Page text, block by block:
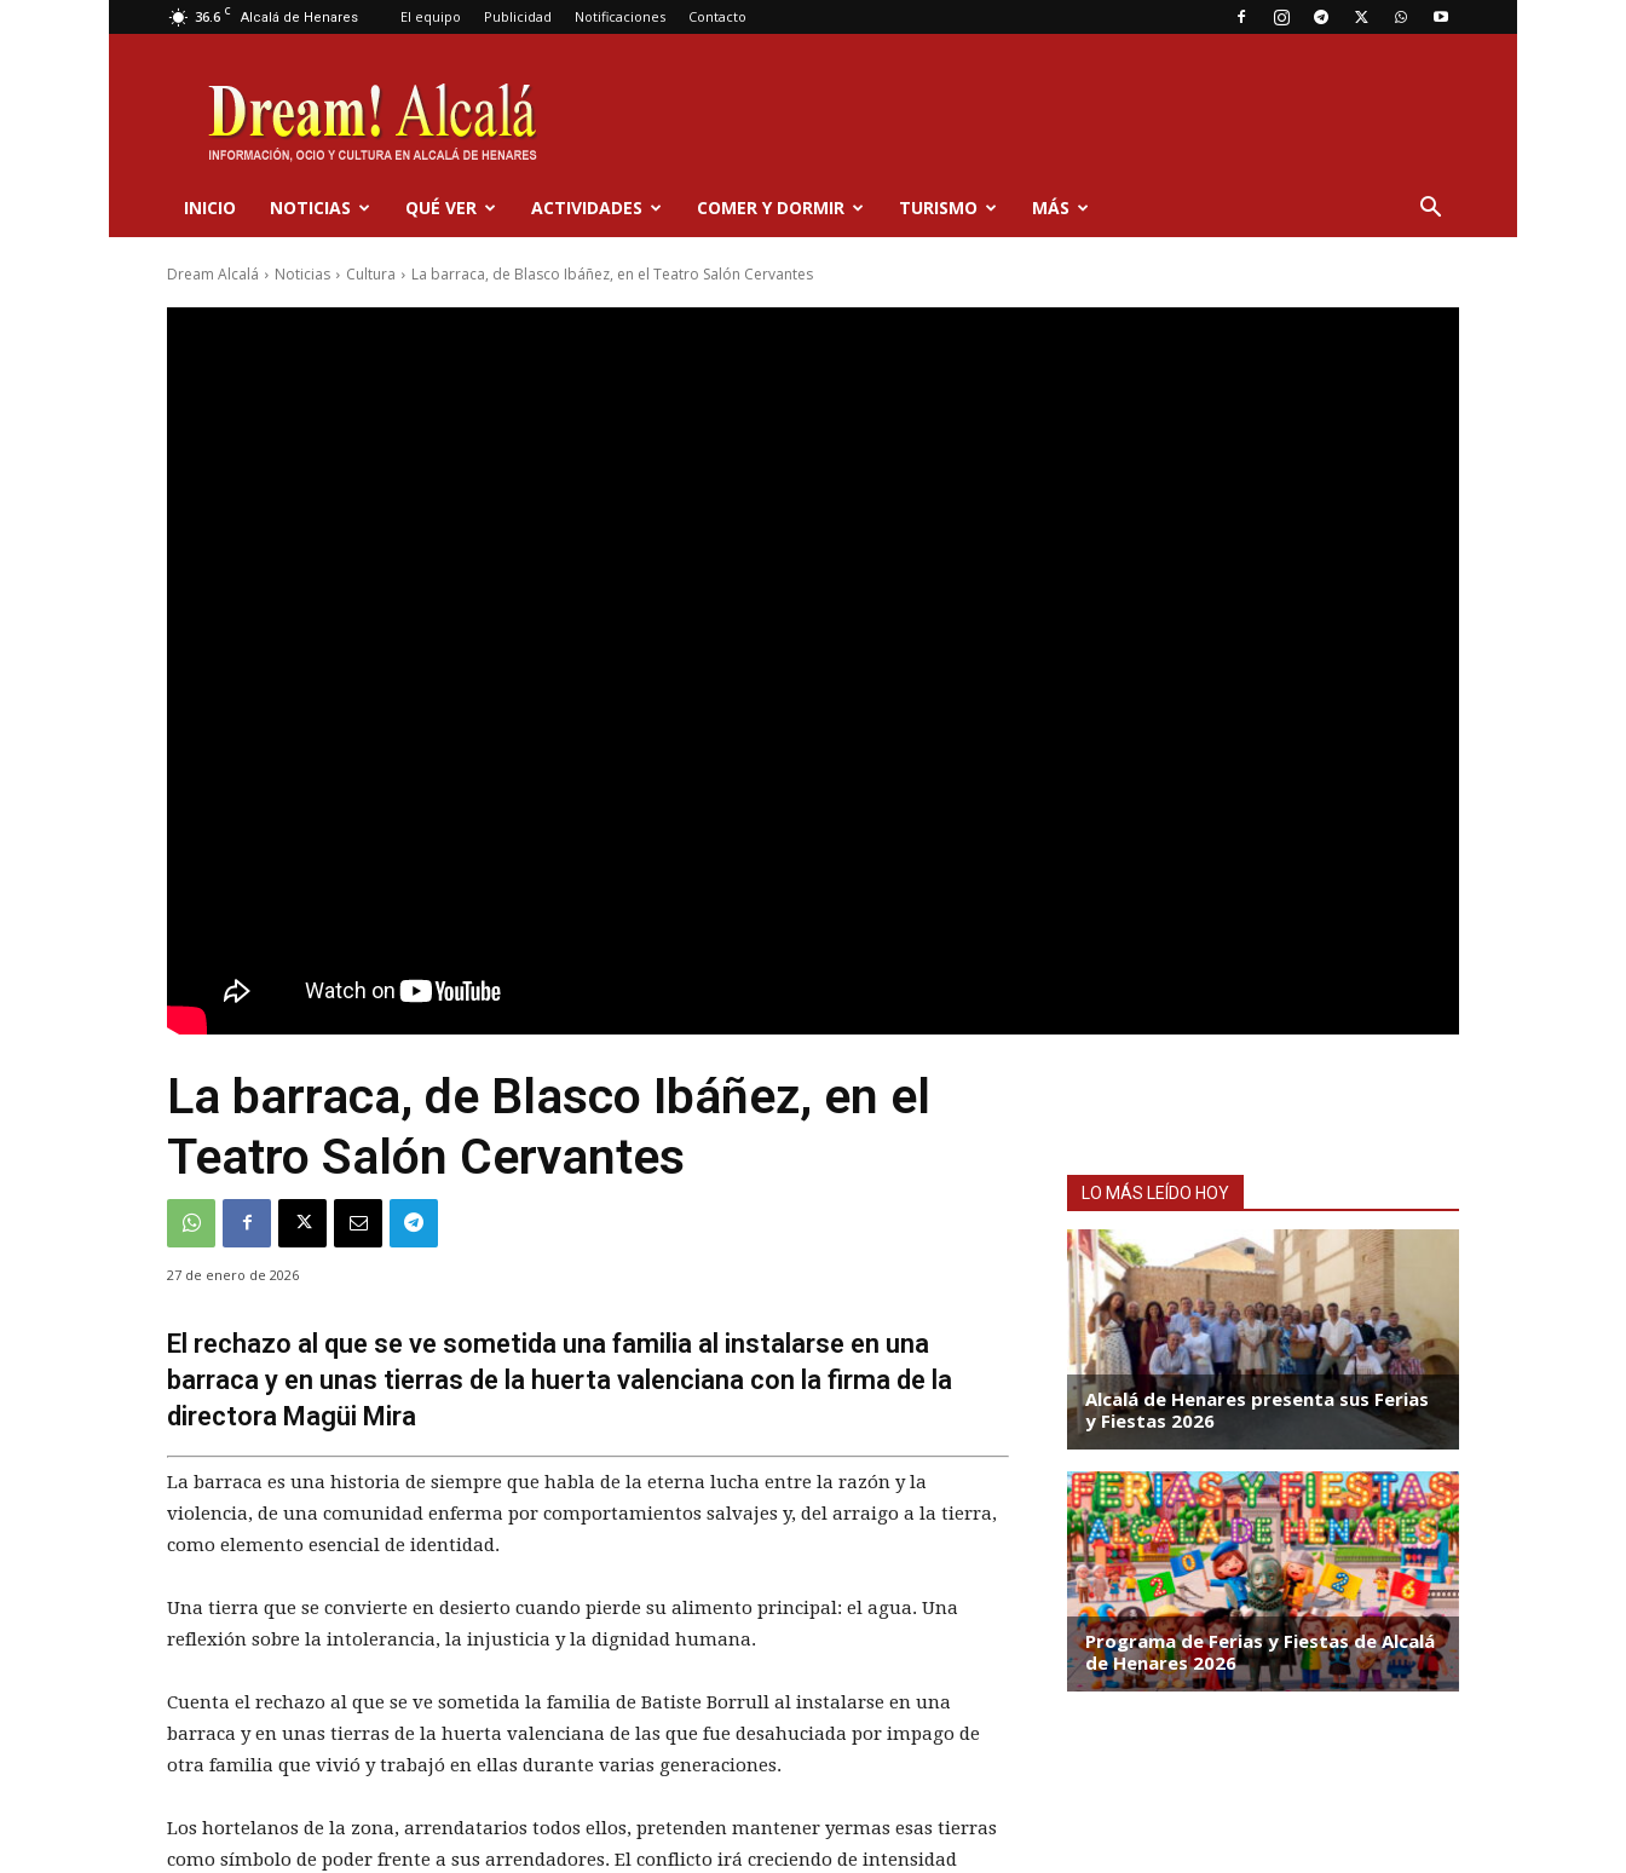
36.6 C Alcalá de Henares El equipo Publicidad Notificaciones Contacto
Dream
Alcalá
INICIO NOTICIAS QUÉ VER ACTIVIDADES COMER Y DORMIR TURISMO MÁS
Dream Alcalá Noticias Cultura La barraca, de Blasco Ibáñez, en el Teatro Salón Cervantes
La barraca, de Blasco Ibáñez, en el
Teatro Salón Cervantes
27 de enero de 2026
El rechazo al que se ve sometida una familia al instalarse en una
barraca y en unas tierras de la huerta valenciana con la firma de la
directora Magüi Mira
La barraca es una historia de siempre que habla de la eterna lucha entre la razón y la
violencia, de una comunidad enferma por comportamientos salvajes y, del arraigo a la tierra,
como elemento esencial de identidad.
Una tierra que se convierte en desierto cuando pierde su alimento principal: el agua. Una
reflexión sobre la intolerancia, la injusticia y la dignidad humana.
Cuenta el rechazo al que se ve sometida la familia de Batiste Borrull al instalarse en una
barraca y en unas tierras de la huerta valenciana de las que fue desahuciada por impago de
otra familia que vivió y trabajó en ellas durante varias generaciones.
Los hortelanos de la zona, arrendatarios todos ellos, pretenden mantener yermas esas tierras
como símbolo de poder frente a sus arrendadores. El conflicto irá creciendo de intensidad
LO MÁS LEÍDO HOY